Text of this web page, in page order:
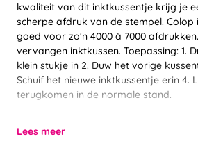
kwaliteit van dit inktkussentje krijg je
scherpe afdruk van de stempel. Colop
goed voor zo'n 4000 à 7000
vervangen inktkussen. Toepassing: 1.
klein stukje in 2. Duw het vorige
Schuif het nieuwe inktkussentje erin 4.
terugkomen in de normale stand.
Lees meer